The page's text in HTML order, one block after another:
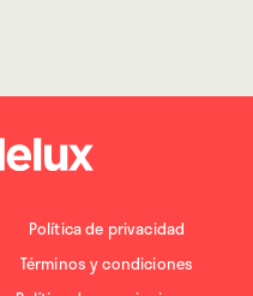
Política de privacidad
Términos y condiciones